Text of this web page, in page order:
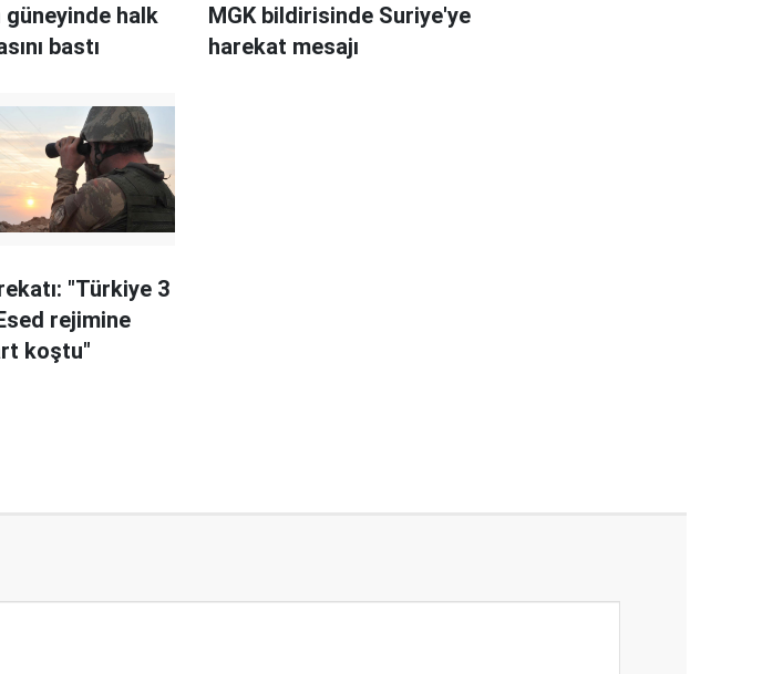
güneyinde halk
bastı
MGK bildirisinde Suriye'ye
harekat mesajı
"Türkiye 3
rejimine
koştu"